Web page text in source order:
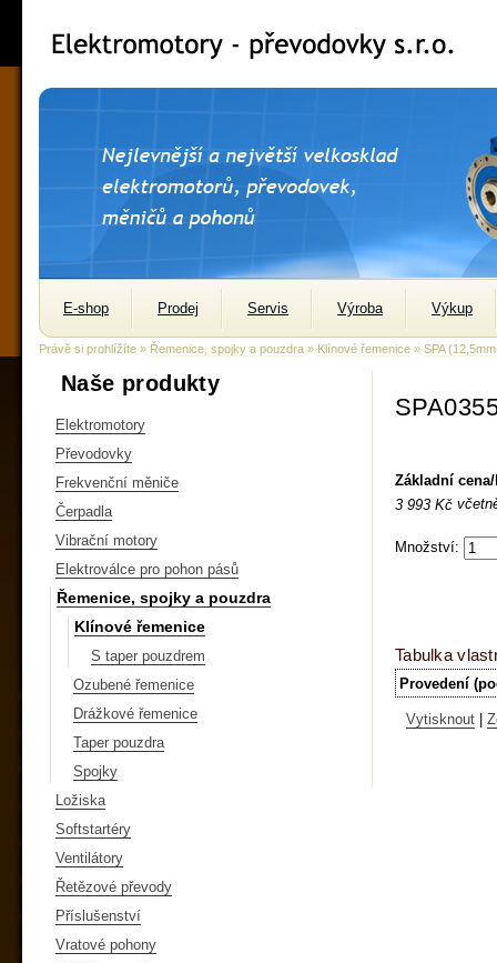
E-shop Prodej Servis Výroba Výkup
Právě si prohlížíte » Řemenice, spojky a pouzdra » Klínové řemenice » SPA
Naše produkty
Elektromotory
Převodovky
Frekvenční měniče
Čerpadla
Vibrační motory
Elektroválce pro pohon pásů
Řemenice, spojky a pouzdra
Klínové řemenice
S taper pouzdrem
Ozubené řemenice
Drážkové řemenice
Taper pouzdra
Spojky
Ložiska
Softstartéry
Ventilátory
Řetězové převody
Příslušenství
Vratové pohony
Základní
3 993 Kč
Množství:
Tabulka
Provedení
Vytisknout